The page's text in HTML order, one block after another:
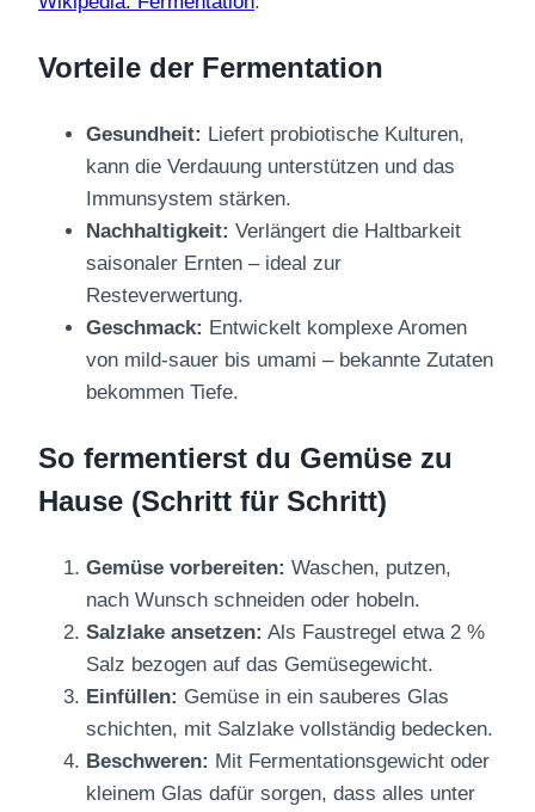
Vorteile der Fermentation
Gesundheit: Liefert probiotische Kulturen,
kann die Verdauung unterstützen und das
Immunsystem stärken.
Nachhaltigkeit: Verlängert die Haltbarkeit
saisonaler Ernten – ideal zur
Resteverwertung.
Geschmack: Entwickelt komplexe Aromen
von mild-sauer bis umami – bekannte Zutaten
bekommen Tiefe.
So fermentierst du Gemüse zu
Hause (Schritt für Schritt)
Gemüse vorbereiten: Waschen, putzen,
nach Wunsch schneiden oder hobeln.
Salzlake ansetzen: Als Faustregel etwa 2 %
Salz bezogen auf das Gemüsegewicht.
Einfüllen: Gemüse in ein sauberes Glas
schichten, mit Salzlake vollständig bedecken.
Beschweren: Mit Fermentationsgewicht oder
kleinem Glas dafür sorgen, dass alles unter